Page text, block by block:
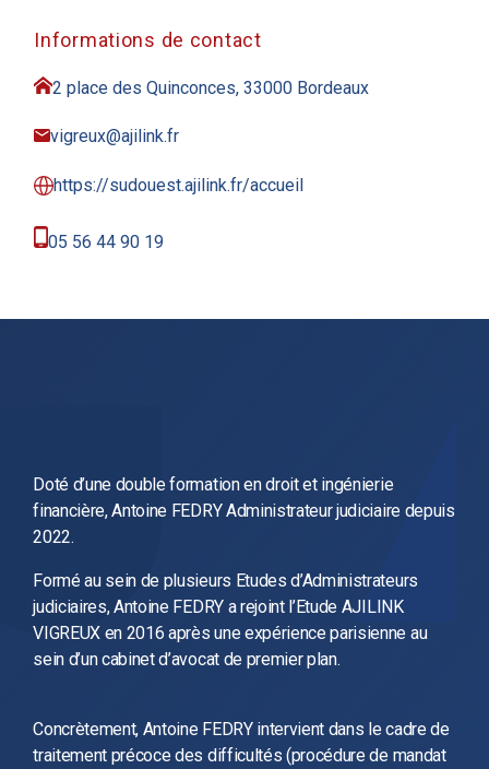
Informations de contact
2 place des Quinconces, 33000 Bordeaux
vigreux@ajilink.fr
https://sudouest.ajilink.fr/accueil
05 56 44 90 19
Doté d’une double formation en droit et ingénierie
financière, Antoine FEDRY Administrateur judiciaire depuis
2022.
Formé au sein de plusieurs Etudes d’Administrateurs
judiciaires, Antoine FEDRY a rejoint l’Etude AJILINK
VIGREUX en 2016 après une expérience parisienne au
sein d’un cabinet d’avocat de premier plan.
Concrètement, Antoine FEDRY intervient dans le cadre de
traitement précoce des difficultés (procédure de mandat